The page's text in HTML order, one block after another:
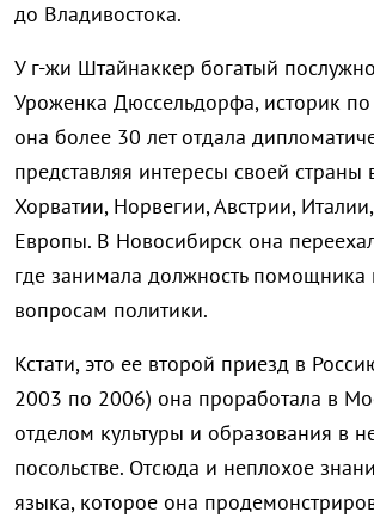
до Владивостока.
У г-жи Штайнаккер богатый
Уроженка Дюссельдорфа, историк
она более 30 лет отдала
представляя интересы своей
Хорватии, Норвегии, Австрии,
Европы. В Новосибирск она
где занимала должность помощника
вопросам политики.
Кстати, это ее второй приезд в
2003 по 2006) она проработала в
отделом культуры и образования в
посольстве. Отсюда и неплохое
языка, которое она